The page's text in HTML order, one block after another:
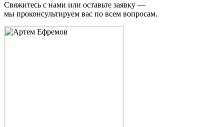
Свяжитесь с нами или оставьте заявку —
мы проконсультируем вас по всем вопросам.